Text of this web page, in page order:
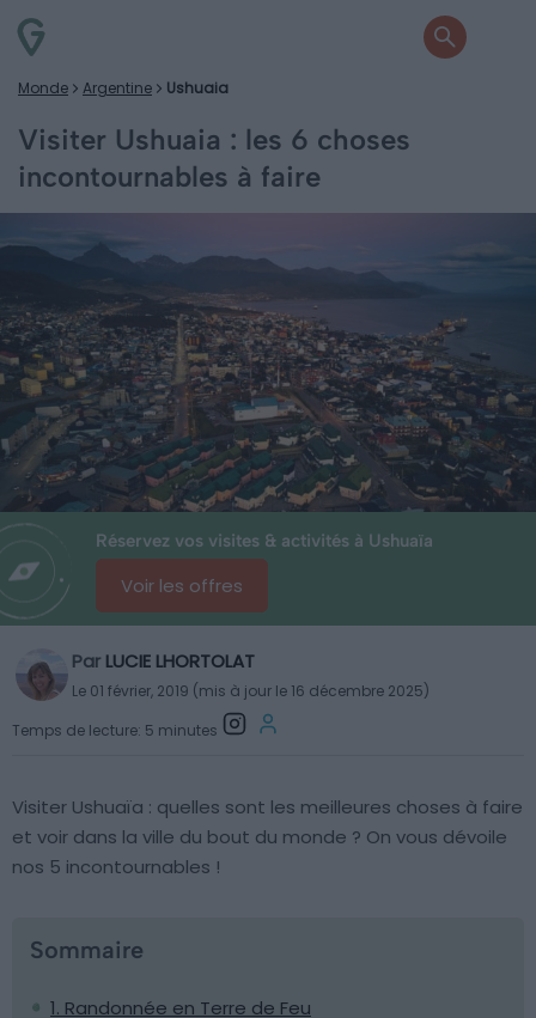
Monde Argentine Ushuaia
Visiter Ushuaia : les 6 choses
incontournables à faire
Réservez vos visites & activités à Ushuaïa
Voir les offres
Par LUCIE LHORTOLAT
Le 01 février, 2019 (mis à jour le 16 décembre 2025)
Temps de lecture: 5 minutes
Visiter Ushuaïa : quelles sont les meilleures choses à faire
et voir dans la ville du bout du monde ? On vous dévoile
nos 5 incontournables !
Sommaire
1. Randonnée en Terre de Feu